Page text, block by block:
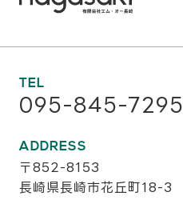
TEL
095-845-7295
ADDRESS
〒852-8153
長崎県長崎市花丘町18-3